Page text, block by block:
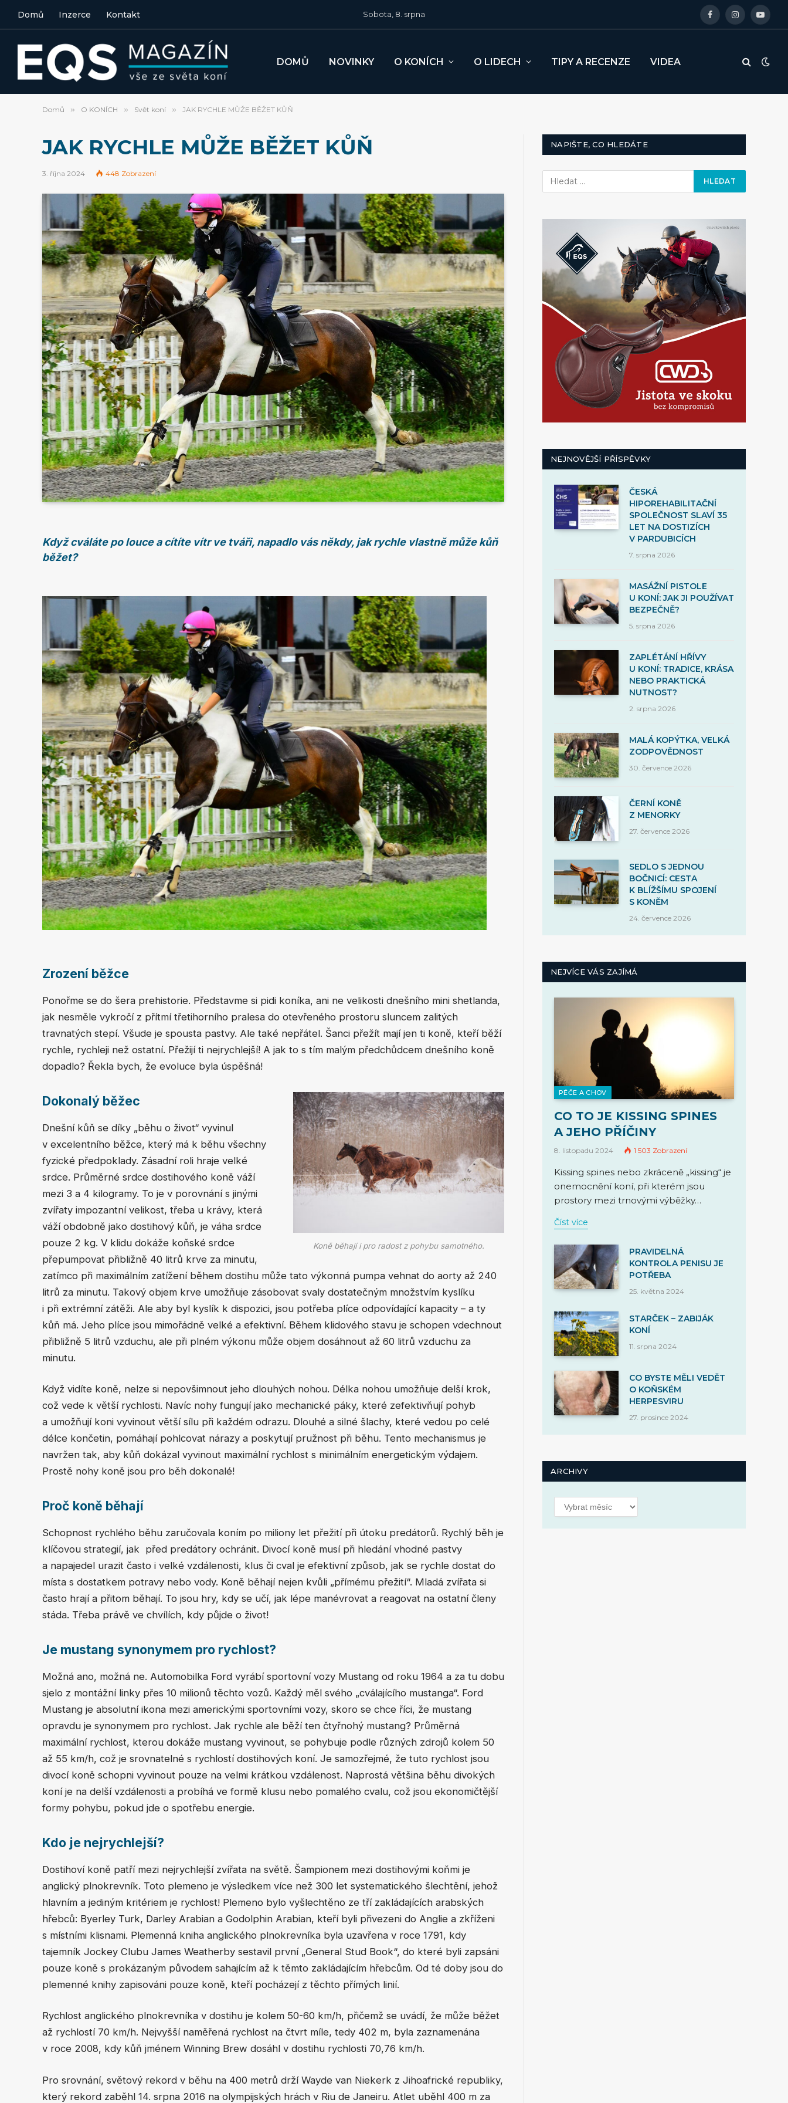
Domů Inzerce Kontakt Sobota, 8. srpna FacebookInstagram
DOMŮ NOVINKY O KONÍCH O LIDECH TIPY A RECENZE VIDEA
Domů » O KONÍCH » Svět koní » JAK RYCHLE MŮŽE BĚŽET KŮŇ
JAK RYCHLE MŮŽE BĚŽET KŮŇ
3. října 2024 448 Zobrazení
Když cváláte po louce a cítíte vítr ve tváři, napadlo vás někdy, jak rychle vlastně může kůň
běžet?
Zrození běžce
Ponořme se do šera prehistorie. Představme si pidi koníka, ani ne velikosti dnešního mini shetlanda,
jak nesměle vykročí z přítmí třetihorního pralesa do otevřeného prostoru sluncem zalitých
travnatých stepí. Všude je spousta pastvy. Ale také nepřátel. Šanci přežít mají jen ti koně, kteří běží
rychle, rychleji než ostatní. Přežijí ti nejrychlejší! A jak to s tím malým předchůdcem dnešního koně
dopadlo? Řekla bych, že evoluce byla úspěšná!
Koně běhají i pro radost z pohybu samotného.
Dokonalý běžec
Dnešní kůň se díky „běhu o život“ vyvinul
v excelentního běžce, který má k běhu všechny
fyzické předpoklady. Zásadní roli hraje velké
srdce. Průměrné srdce dostihového koně váží
mezi 3 a 4 kilogramy. To je v porovnání s jinými
zvířaty impozantní velikost, třeba u krávy, která
váží obdobně jako dostihový kůň, je váha srdce
pouze 2 kg. V klidu dokáže koňské srdce
přepumpovat přibližně 40 litrů krve za minutu,
zatímco při maximálním zatížení během dostihu může tato výkonná pumpa vehnat do aorty až 240
litrů za minutu. Takový objem krve umožňuje zásobovat svaly dostatečným množstvím kyslíku
i při extrémní zátěži. Ale aby byl kyslík k dispozici, jsou potřeba plíce odpovídající kapacity – a ty
kůň má. Jeho plíce jsou mimořádně velké a efektivní. Během klidového stavu je schopen vdechnout
přibližně 5 litrů vzduchu, ale při plném výkonu může objem dosáhnout až 60 litrů vzduchu za
minutu.
Když vidíte koně, nelze si nepovšimnout jeho dlouhých nohou. Délka nohou umožňuje delší krok,
což vede k větší rychlosti. Navíc nohy fungují jako mechanické páky, které zefektivňují pohyb
a umožňují koni vyvinout větší sílu při každém odrazu. Dlouhé a silné šlachy, které vedou po celé
délce končetin, pomáhají pohlcovat nárazy a poskytují pružnost při běhu. Tento mechanismus je
navržen tak, aby kůň dokázal vyvinout maximální rychlost s minimálním energetickým výdajem.
Prostě nohy koně jsou pro běh dokonalé!
Proč koně běhají
Schopnost rychlého běhu zaručovala koním po miliony let přežití při útoku predátorů. Rychlý běh je
klíčovou strategií, jak před predátory ochránit. Divocí koně musí při hledání vhodné pastvy
a napajedel urazit často i velké vzdálenosti, klus či cval je efektivní způsob, jak se rychle dostat do
místa s dostatkem potravy nebo vody. Koně běhají nejen kvůli „přímému přežití“. Mladá zvířata si
často hrají a přitom běhají. To jsou hry, kdy se učí, jak lépe manévrovat a reagovat na ostatní členy
stáda. Třeba právě ve chvílích, kdy půjde o život!
Je mustang synonymem pro rychlost?
Možná ano, možná ne. Automobilka Ford vyrábí sportovní vozy Mustang od roku 1964 a za tu dobu
sjelo z montážní linky přes 10 milionů těchto vozů. Každý měl svého „cválajícího mustanga“. Ford
Mustang je absolutní ikona mezi americkými sportovními vozy, skoro se chce říci, že mustang
opravdu je synonymem pro rychlost. Jak rychle ale běží ten čtyřnohý mustang? Průměrná
maximální rychlost, kterou dokáže mustang vyvinout, se pohybuje podle různých zdrojů kolem 50
až 55 km/h, což je srovnatelné s rychlostí dostihových koní. Je samozřejmé, že tuto rychlost jsou
divocí koně schopni vyvinout pouze na velmi krátkou vzdálenost. Naprostá většina běhu divokých
koní je na delší vzdálenosti a probíhá ve formě klusu nebo pomalého cvalu, což jsou ekonomičtější
formy pohybu, pokud jde o spotřebu energie.
Kdo je nejrychlejší?
Dostihoví koně patří mezi nejrychlejší zvířata na světě. Šampionem mezi dostihovými koňmi je
anglický plnokrevník. Toto plemeno je výsledkem více než 300 let systematického šlechtění, jehož
hlavním a jediným kritériem je rychlost! Plemeno bylo vyšlechtěno ze tří zakládajících arabských
hřebců: Byerley Turk, Darley Arabian a Godolphin Arabian, kteří byli přivezeni do Anglie a zkříženi
s místními klisnami. Plemenná kniha anglického plnokrevníka byla uzavřena v roce 1791, kdy
tajemník Jockey Clubu James Weatherby sestavil první „General Stud Book“, do které byli zapsáni
pouze koně s prokázaným původem sahajícím až k těmto zakládajícím hřebcům. Od té doby jsou do
plemenné knihy zapisováni pouze koně, kteří pocházejí z těchto přímých linií.
Rychlost anglického plnokrevníka v dostihu je kolem 50-60 km/h, přičemž se uvádí, že může běžet
až rychlostí 70 km/h. Nejvyšší naměřená rychlost na čtvrt míle, tedy 402 m, byla zaznamenána
v roce 2008, kdy kůň jménem Winning Brew dosáhl v dostihu rychlosti 70,76 km/h.
Pro srovnání, světový rekord v běhu na 400 metrů drží Wayde van Niekerk z Jihoafrické republiky,
který rekord zaběhl 14. srpna 2016 na olympijských hrách v Riu de Janeiru. Atlet uběhl 400 m za
NAPIŠTE, CO HLEDÁTE
NEJNOVĚJŠÍ PŘÍSPĚVKY
ČESKÁ
HIPOREHABILITAČNÍ
SPOLEČNOST SLAVÍ 35
LET NA DOSTIZÍCH
V PARDUBICÍCH
7. srpna 2026
MASÁŽNÍ PISTOLE
U KONÍ: JAK JI POUŽÍVAT
BEZPEČNĚ?
5. srpna 2026
ZAPLÉTÁNÍ HŘÍVY
U KONÍ: TRADICE, KRÁSA
NEBO PRAKTICKÁ
NUTNOST?
2. srpna 2026
MALÁ KOPÝTKA, VELKÁ
ZODPOVĚDNOST
30. července 2026
ČERNÍ KONĚ
Z MENORKY
27. července 2026
SEDLO S JEDNOU
BOČNICÍ: CESTA
K BLÍŽŠÍMU SPOJENÍ
S KONĚM
24. července 2026
NEJVÍCE VÁS ZAJÍMÁ
PÉČE A CHOV
CO TO JE KISSING SPINES
A JEHO PŘÍČINY
8. listopadu 2024 1 503 Zobrazení
Kissing spines nebo zkráceně „kissing“ je
onemocnění koní, při kterém jsou
prostory mezi trnovými výběžky…
Číst více
PRAVIDELNÁ
KONTROLA PENISU JE
POTŘEBA
25. května 2024
STARČEK – ZABIJÁK
KONÍ
11. srpna 2024
CO BYSTE MĚLI VEDĚT
O KOŇSKÉM
HERPESVIRU
27. prosince 2024
ARCHIVY
Archivy